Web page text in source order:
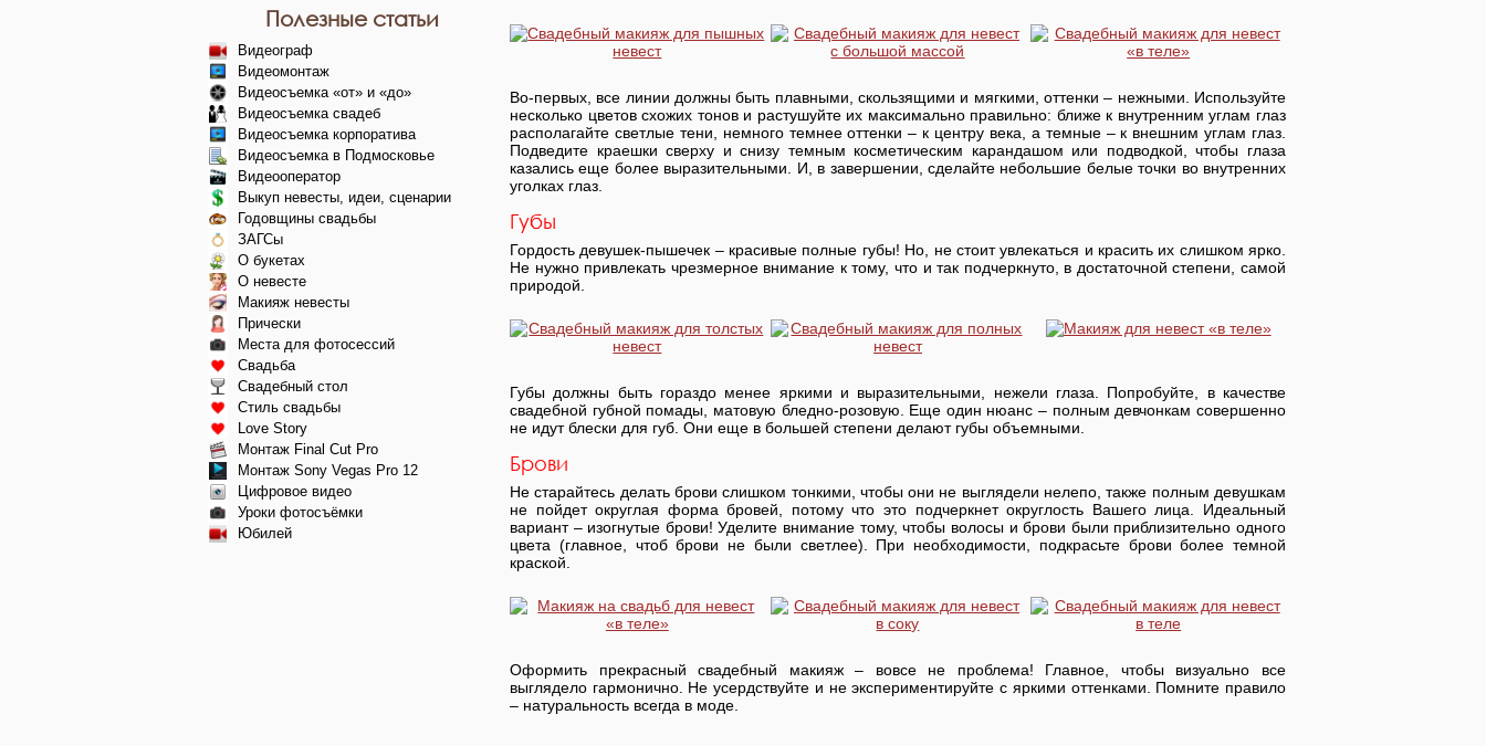
Во-первых, все линии должны быть плавными, скользящими и мягкими, оттенки – нежными. Используйте
несколько цветов схожих тонов и растушуйте их максимально правильно: ближе к внутренним углам глаз
располагайте светлые тени, немного темнее оттенки – к центру века, а темные – к внешним углам глаз.
Подведите краешки сверху и снизу темным косметическим карандашом или подводкой, чтобы глаза
казались еще более выразительными. И, в завершении, сделайте небольшие белые точки во внутренних
уголках глаз.
Губы
Гордость девушек-пышечек – красивые полные губы! Но, не стоит увлекаться и красить их слишком ярко.
Не нужно привлекать чрезмерное внимание к тому, что и так подчеркнуто, в достаточной степени, самой
природой.
Губы должны быть гораздо менее яркими и выразительными, нежели глаза. Попробуйте, в качестве
свадебной губной помады, матовую бледно-розовую. Еще один нюанс – полным девчонкам совершенно
не идут блески для губ. Они еще в большей степени делают губы объемными.
Брови
Не старайтесь делать брови слишком тонкими, чтобы они не выглядели нелепо, также полным девушкам
не пойдет округлая форма бровей, потому что это подчеркнет округлость Вашего лица. Идеальный
вариант – изогнутые брови! Уделите внимание тому, чтобы волосы и брови были приблизительно одного
цвета (главное, чтоб брови не были светлее). При необходимости, подкрасьте брови более темной
краской.
Оформить прекрасный свадебный макияж – вовсе не проблема! Главное, чтобы визуально все
выглядело гармонично. Не усердствуйте и не экспериментируйте с яркими оттенками. Помните правило
– натуральность всегда в моде.
Полезные статьи
Видеограф
Видеомонтаж
Видеосъемка «от» и «до»
Видеосъемка свадеб
Видеосъемка корпоратива
Видеосъемка в Подмосковье
Видеооператор
Выкуп невесты, идеи, сценарии
Годовщины свадьбы
ЗАГСы
О букетах
О невесте
Макияж невесты
Прически
Места для фотосессий
Свадьба
Свадебный стол
Стиль свадьбы
Love Story
Монтаж Final Cut Pro
Монтаж Sony Vegas Pro 12
Цифровое видео
Уроки фотосъёмки
Юбилей